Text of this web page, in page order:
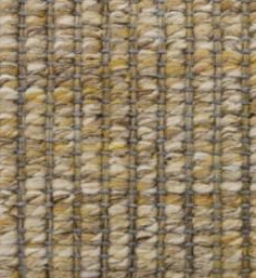
Teppich Maße
Teppich Farben
Teppich Sorten